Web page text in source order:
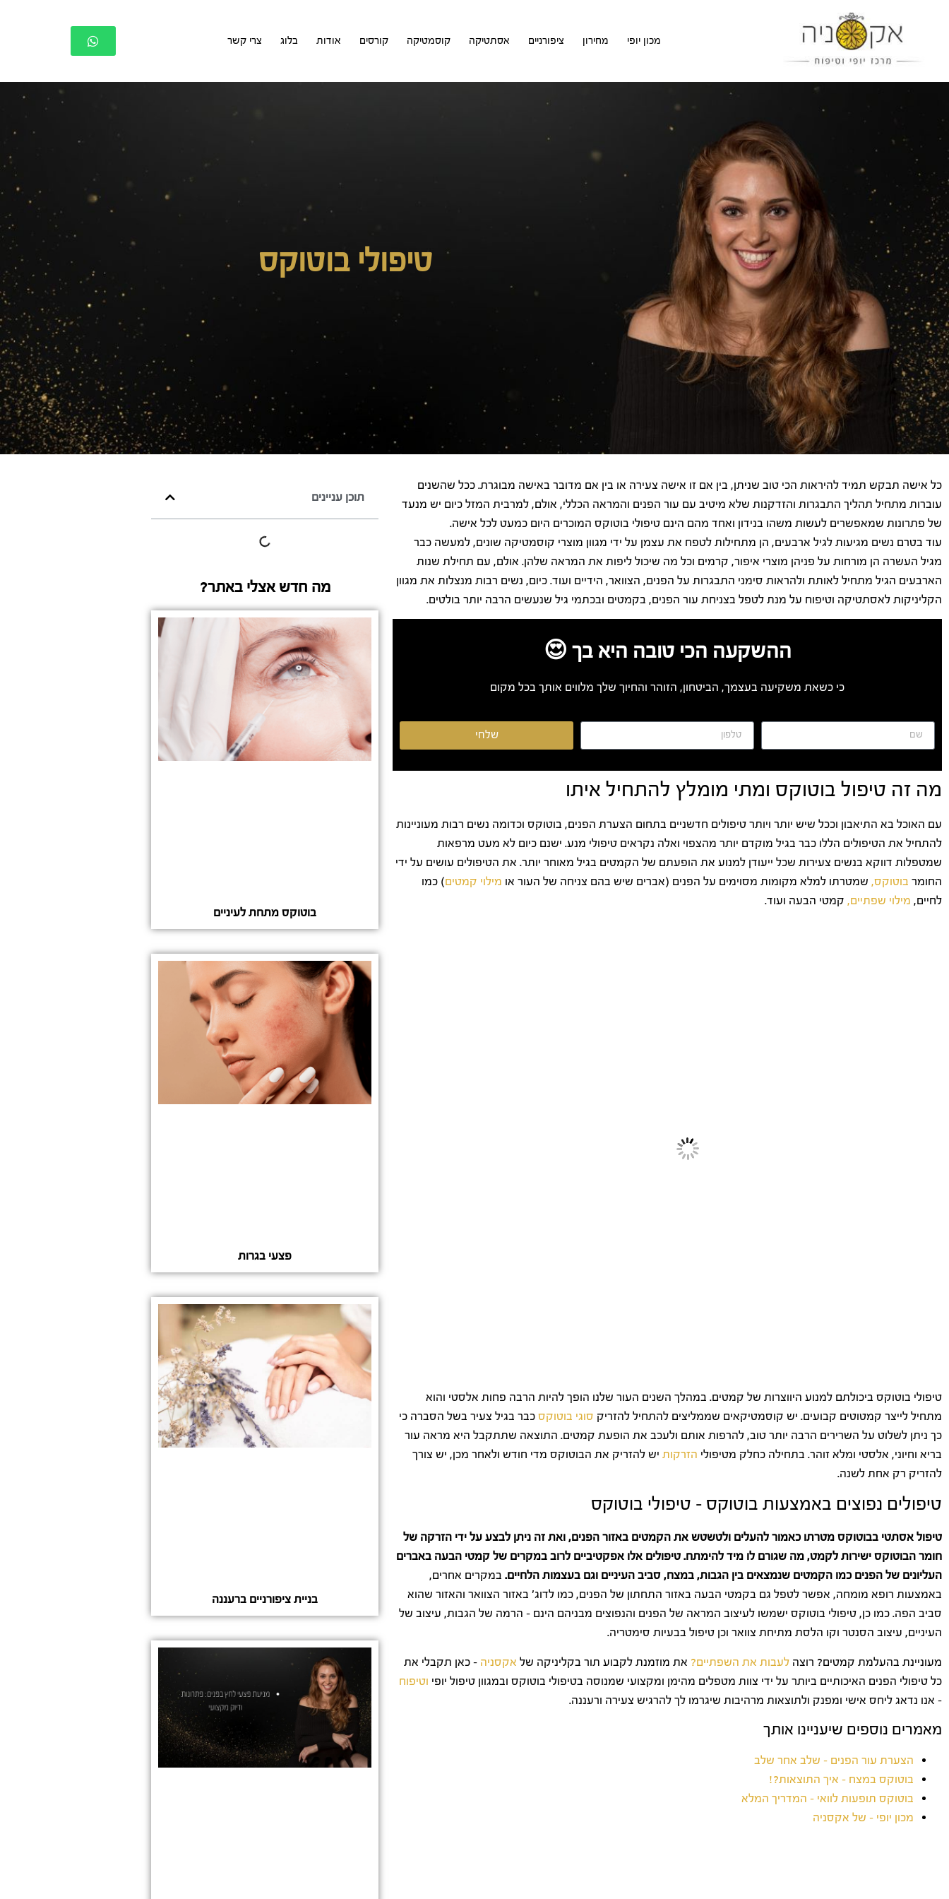
מכון יופי מחירון ציפורניים אסתטיקה קוסמטיקה קורסים אודות בלוג צרי קשר
טיפולי בוטוקס
כל אישה תבקש תמיד להיראות הכי טוב שניתן, בין אם זו אישה צעירה או בין אם מדובר באישה מבוגרת. ככל שהשנים
עוברות מתחיל תהליך התבגרות והזדקנות שלא מיטיב עם עור הפנים והמראה הכללי, אולם, למרבית המזל כיום יש מנעד
של פתרונות שמאפשרים לעשות משהו בנידון ואחד מהם הינם טיפולי בוטוקס המוכרים היום כמעט לכל אישה.
עוד בטרם נשים מגיעות לגיל ארבעים, הן מתחילות לטפח את עצמן על ידי מגוון מוצרי קוסמטיקה שונים, למעשה כבר
מגיל העשרה הן מורחות על פניהן מוצרי איפור, קרמים וכל מה שיכול ליפות את המראה שלהן. אולם, עם תחילת שנות
הארבעים הגיל מתחיל לאותת ולהראות סימני התבגרות על הפנים, הצוואר, הידיים ועוד. כיום, נשים רבות מנצלות את מגוון
הקליניקות לאסתטיקה וטיפוח על מנת לטפל בצניחת עור הפנים, בקמטים ובכתמי גיל שנעשים הרבה יותר בולטים.
ההשקעה הכי טובה היא בך 😍
כי כשאת משקיעה בעצמך, הביטחון, הזוהר והחיוך שלך מלווים אותך בכל מקום
שלחי
מה זה טיפול בוטוקס ומתי מומלץ להתחיל איתו
עם האוכל בא התיאבון וככל שיש יותר ויותר טיפולים חדשניים בתחום הצערת הפנים, בוטוקס וכדומה נשים רבות מעוניינות
להתחיל את הטיפולים הללו כבר בגיל מוקדם יותר מהצפוי ואלה נקראים טיפולי מנע. ישנם כיום לא מעט מרפאות
שמטפלות דווקא בנשים צעירות שכל ייעודן למנוע את הופעתם של הקמטים בגיל מאוחר יותר. את הטיפולים עושים על ידי
החומר בוטוקס, שמטרתו למלא מקומות מסוימים על הפנים (אברים שיש בהם צניחה של העור או מילוי קמטים) כמו
לחיים, מילוי שפתיים, קמטי הבעה ועוד.
טיפולי בוטוקס ביכולתם למנוע היווצרות של קמטים. במהלך השנים העור שלנו הופך להיות הרבה פחות אלסטי והוא
מתחיל לייצר קמטוטים קבועים. יש קוסמטיקאים שממליצים להתחיל להזריק סוגי בוטוקס כבר בגיל צעיר בשל הסברה כי
כך ניתן לשלוט על השרירים הרבה יותר טוב, להרפות אותם ולעכב את הופעת קמטים. התוצאה שתתקבל היא מראה עור
בריא וחיוני, אלסטי ומלא זוהר. בתחילה כחלק מטיפולי הזרקות יש להזריק את הבוטוקס מדי חודש ולאחר מכן, יש צורך
להזריק רק אחת לשנה.
טיפולים נפוצים באמצעות בוטוקס – טיפולי בוטוקס
טיפול אסתטי בבוטוקס מטרתו כאמור להעלים ולטשטש את הקמטים באזור הפנים, ואת זה ניתן לבצע על ידי הזרקה של
חומר הבוטוקס ישירות לקמט, מה שגורם לו מיד להימתח. טיפולים אלו אפקטיביים לרוב במקרים של קמטי הבעה באברים
העליונים של הפנים כמו הקמטים שנמצאים בין הגבות, במצח, סביב העיניים וגם בעצמות הלחיים. במקרים אחרים,
באמצעות רופא מומחה, אפשר לטפל גם בקמטי הבעה באזור התחתון של הפנים, כמו לדוג' באזור הצוואר והאזור שהוא
סביב הפה. כמו כן, טיפולי בוטוקס ישמשו לעיצוב המראה של הפנים והנפוצים מבניהם הינם – הרמה של הגבות, עיצוב של
העיניים, עיצוב הסנטר וקו הלסת מתיחת צוואר וכן טיפול בבעיות סימטריה.
מעוניינת בהעלמת קמטים? רוצה לעבות את השפתיים? את מוזמנת לקבוע תור בקליניקה של אקסניה – כאן תקבלי את
כל טיפולי הפנים האיכותיים ביותר על ידי צוות מטפלים מהימן ומקצועי שמנוסה בטיפולי בוטוקס ובמגוון טיפול יופי וטיפוח
– אנו נדאג ליחס אישי ומפנק ולתוצאות מרהיבות שיגרמו לך להרגיש צעירה ורעננה.
מאמרים נוספים שיעניינו אותך
הצערת עור הפנים – שלב אחר שלב
בוטוקס במצח – איך התוצאות?!
בוטוקס תופעות לוואי – המדריך המלא
מכון יופי – של אקסניה
תוכן עניינים
מה חדש אצלי באתר?
בוטוקס מתחת לעיניים
פצעי בגרות
בניית ציפורניים ברעננה